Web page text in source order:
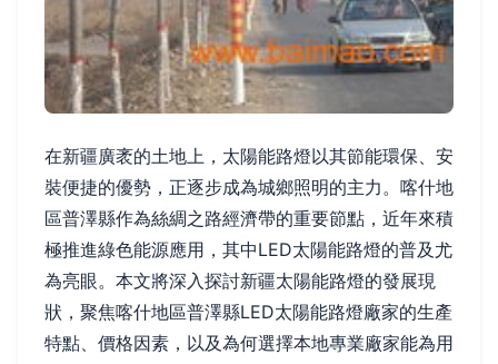
在新疆廣袤的土地上，太陽能路燈以其節能環保、安
裝便捷的優勢，正逐步成為城鄉照明的主力。喀什地
區普澤縣作為絲綢之路經濟帶的重要節點，近年來積
極推進綠色能源應用，其中LED太陽能路燈的普及尤
為亮眼。本文將深入探討新疆太陽能路燈的發展現
狀，聚焦喀什地區普澤縣LED太陽能路燈廠家的生產
特點、價格因素，以及為何選擇本地專業廠家能為用